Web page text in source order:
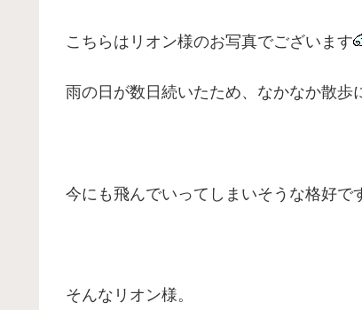
こちらはリオン様のお写真でございます
雨の日が数日続いたため、なかなか散歩
今にも飛んでいってしまいそうな格好で
そんなリオン様。